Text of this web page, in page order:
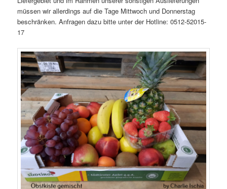
müssen wir allerdings auf die Tage Mittwoch und Donnerstag
beschränken. Anfragen dazu bitte unter der Hotline: 0512-52015-
17